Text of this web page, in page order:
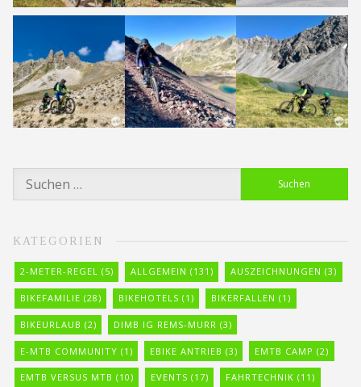
Suchen
nach:
KATEGORIEN
2-METER-REGEL (5) ALLGEMEIN (131) AUSZEICHNUNGEN (3)
BIKEFAMILIE (28) BIKEHOTELS (1) BIKERFALLEN (1)
BIKEURLAUB (2) DIMB IG REMS-MURR (3)
E-MTB COMMUNITY (1) EBIKE ANTRIEB (3) EMTB CAMP (2)
EMTB VERSUS MTB (10) EVENTS (17) FAHRTECHNIK (11)